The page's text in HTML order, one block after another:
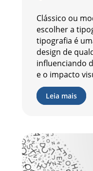
Clássico ou
escolher a
tipografia é
design de
influenciando
e o impacto
Leia mais